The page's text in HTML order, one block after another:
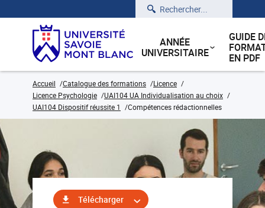
Rechercher
ANNÉE
UNIVERSITAIRE
GUIDE
EN PDF
Accueil Catalogue des formations
Licence
Licence Psychologie
UAI104 UA Individualisation au choix
UAI104 Dispositif réussite 1
Compétences rédactionnelles
Télécharger